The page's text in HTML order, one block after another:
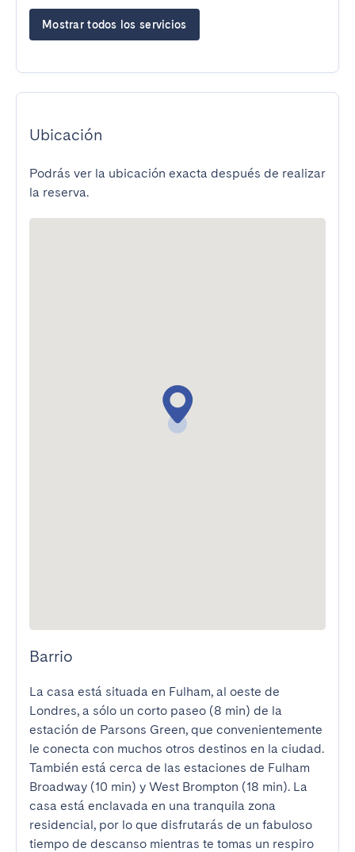
Mostrar todos los servicios
Ubicación
Podrás ver la ubicación exacta después de realizar
la reserva.
Barrio
La casa está situada en Fulham, al oeste de
Londres, a sólo un corto paseo (8 min) de la
estación de Parsons Green, que convenientemente
le conecta con muchos otros destinos en la ciudad.
También está cerca de las estaciones de Fulham
Broadway (10 min) y West Brompton (18 min). La
casa está enclavada en una tranquila zona
residencial, por lo que disfrutarás de un fabuloso
tiempo de descanso mientras te tomas un respiro